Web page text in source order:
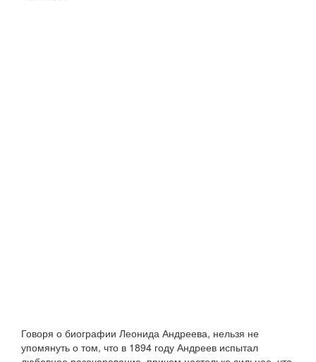
Говоря о биографии Леонида Андреева, нельзя не
упомянуть о том, что в 1894 году Андреев испытал